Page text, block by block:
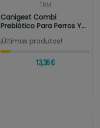
TRM
Canigest Combi
Prebiótico Para Perros Y
Gatos
¡Últimas produtos!
13,36 €